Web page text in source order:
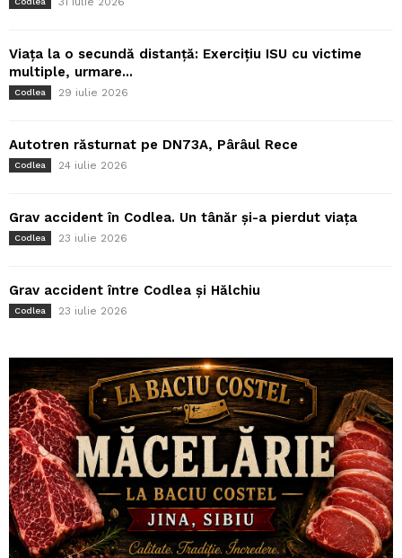
Viața la o secundă distanță: Exercițiu ISU cu victime
multiple, urmare...
Codlea 29 iulie 2026
Autotren răsturnat pe DN73A, Pârâul Rece
Codlea 24 iulie 2026
Grav accident în Codlea. Un tânăr și-a pierdut viața
Codlea 23 iulie 2026
Grav accident între Codlea și Hălchiu
Codlea 23 iulie 2026